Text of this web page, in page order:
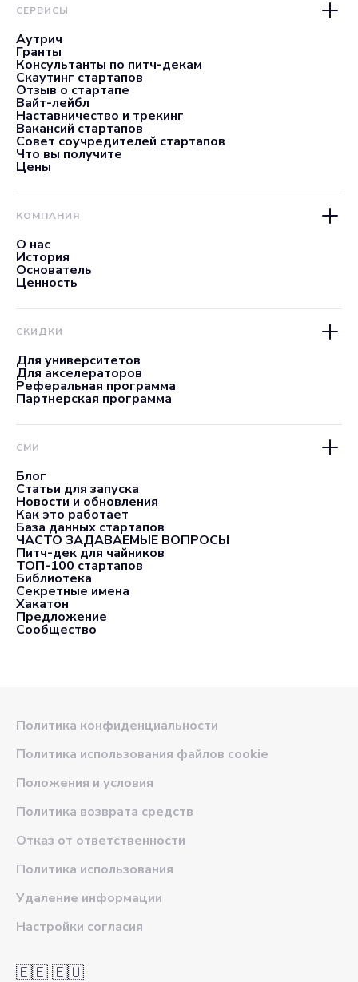
СЕРВИСЫ
Аутрич
Гранты
Консультанты по питч-декам
Скаутинг стартапов
Отзыв о стартапе
Вайт-лейбл
Наставничество и трекинг
Вакансий стартапов
Совет соучредителей стартапов
Что вы получите
Цены
КОМПАНИЯ
О нас
История
Основатель
Ценность
СКИДКИ
Для университетов
Для акселераторов
Реферальная программа
Партнерская программа
СМИ
Блог
Статьи для запуска
Новости и обновления
Как это работает
База данных стартапов
ЧАСТО ЗАДАВАЕМЫЕ ВОПРОСЫ
Питч-дек для чайников
ТОП-100 стартапов
Библиотека
Секретные имена
Хакатон
Предложение
Сообщество
Политика конфиденциальности
Политика использования файлов cookie
Положения и условия
Политика возврата средств
Отказ от ответственности
Политика использования
Удаление информации
Настройки согласия
🇪🇪 🇪🇺